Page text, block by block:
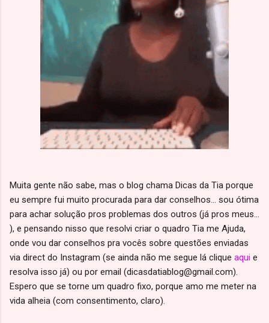
Muita gente não sabe, mas o blog chama Dicas da Tia porque
eu sempre fui muito procurada para dar conselhos... sou ótima
para achar solução pros problemas dos outros (já pros meus...
), e pensando nisso que resolvi criar o quadro Tia me Ajuda,
onde vou dar conselhos pra vocês sobre questões enviadas
via direct do Instagram (se ainda não me segue lá clique aqui e
resolva isso já) ou por email (dicasdatiablog@gmail.com).
Espero que se torne um quadro fixo, porque amo me meter na
vida alheia (com consentimento, claro).